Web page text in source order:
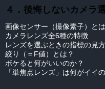
４．後悔しないカメラ
画像センサー（撮像素子）と
カメラレンズ全6種の特徴
レンズを選ぶときの指標の見方
絞り（＝F値）とは？
ボケると何がいいのか？
「単焦点レンズ」は何がイイ